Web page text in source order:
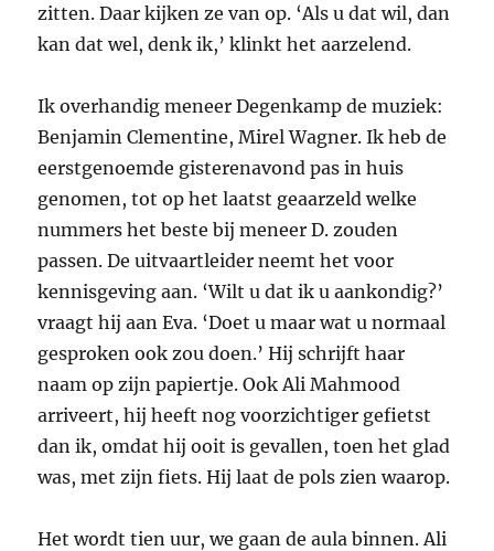
zitten. Daar kijken ze van op. ‘Als u dat wil, dan
kan dat wel, denk ik,’ klinkt het aarzelend.
Ik overhandig meneer Degenkamp de muziek:
Benjamin Clementine, Mirel Wagner. Ik heb de
eerstgenoemde gisterenavond pas in huis
genomen, tot op het laatst geaarzeld welke
nummers het beste bij meneer D. zouden
passen. De uitvaartleider neemt het voor
kennisgeving aan. ‘Wilt u dat ik u aankondig?’
vraagt hij aan Eva. ‘Doet u maar wat u normaal
gesproken ook zou doen.’ Hij schrijft haar
naam op zijn papiertje. Ook Ali Mahmood
arriveert, hij heeft nog voorzichtiger gefietst
dan ik, omdat hij ooit is gevallen, toen het glad
was, met zijn fiets. Hij laat de pols zien waarop.
Het wordt tien uur, we gaan de aula binnen. Ali